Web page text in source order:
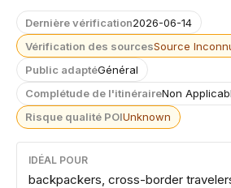
Dernière vérification2026-06-14
Vérification des sourcesSource
Public adaptéGénéral
Complétude de l'itinéraireNon
Risque qualité POIUnknown
IDÉAL POUR
backpackers, cross-border